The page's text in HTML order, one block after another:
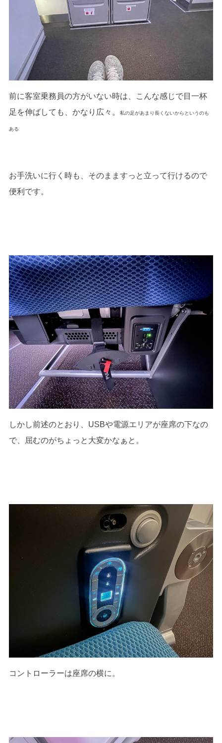
前に客室乗務員の方がいない時は、こんな感じで目一杯
足を伸ばしても、かなり広々。私の足があまり長くないからというのも
ある
お手洗いに行く時も、そのまますっと立って行けるので
便利です。
しかし前述のとおり、USBや電源エリアが座席の下なの
で、屈むのがちょっと大変かなぁと。
コントローラーは座席の横に。